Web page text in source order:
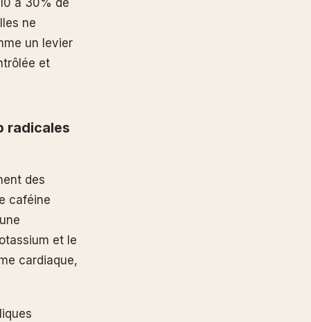
à 30% de
ne
un levier
et
radicales
des
caféine
et le
cardiaque,